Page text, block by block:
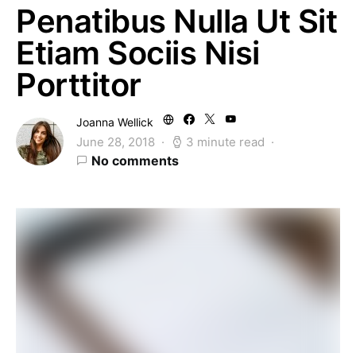
Penatibus Nulla Ut Sit
Etiam Sociis Nisi
Porttitor
Joanna Wellick
June 28, 2018 3 minute read
No comments